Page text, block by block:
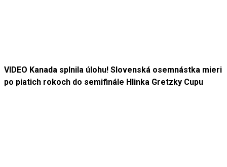
VIDEO Kanada splnila úlohu! Slovenská osemnástka mieri
po piatich rokoch do semifinále Hlinka Gretzky Cupu